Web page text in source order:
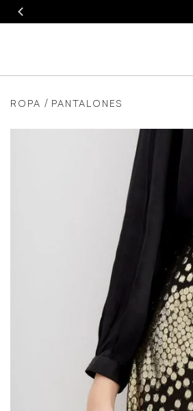
ROPA PANTALONES